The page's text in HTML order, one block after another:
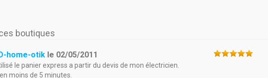
boutiques
home-otik le 02/05/2011
le panier express a partir du devis de mon électricien.
moins de 5 minutes.